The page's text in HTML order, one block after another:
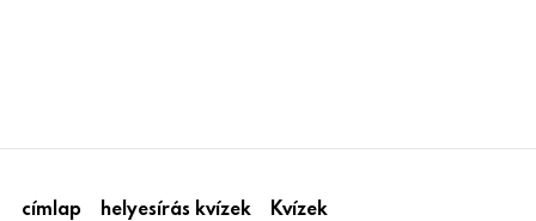
címlap helyesírás kvízek Kvízek